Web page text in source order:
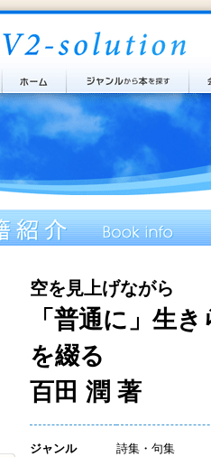
空を見上げながら
「普通に」生
を綴る
百田 潤 著
ジャンル 詩集・句集